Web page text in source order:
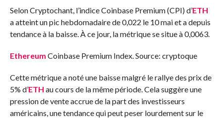
Selon Cryptochant, l’indice Coinbase Premium (CPI) d’ETH
a atteint un pic hebdomadaire de 0,022 le 10 mai et a depuis
tendance à la baisse. À ce jour, la métrique se situe à 0,0063.
Ethereum Coinbase Premium Index. Source: cryptoque
Cette métrique a noté une baisse malgré le rallye des prix de
5% d’ETH au cours de la même période. Cela suggère une
pression de vente accrue de la part des investisseurs
américains, une tendance qui peut peser lourdement sur le